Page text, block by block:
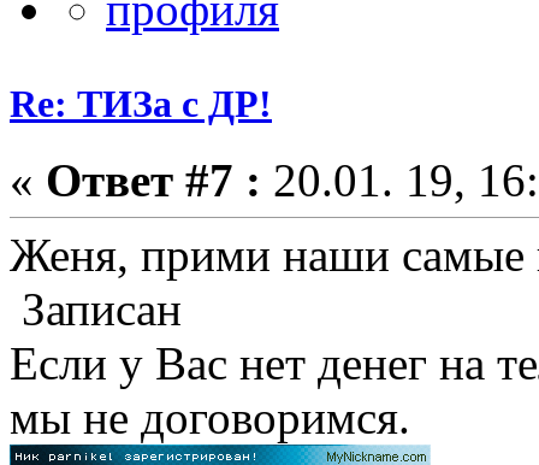
Re: ТИЗа с ДР!
« Ответ #7 : 20.01. 19,
Женя, прими наши
Записан
Если у Вас нет денег на
мы не договоримся.